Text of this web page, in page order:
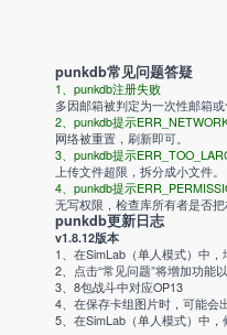
punkdb常见问题答疑
1、punkdb注册失败
多因邮箱被判定为一次性邮箱
2、punkdb提示
网络被重置，刷新即可。
3、punkdb提示
上传文件超限，拆分成小文件。
4、punkdb提示
无写权限，检查库所有者是否把
punkdb更新日志
v1.8.12版本
1、在SimLab（单人模式）中
2、点击“常见问题”将增加功能
3、8包战斗中对应OP13
4、在保存卡组图片时，可能会
5、在SimLab（单人模式）中，